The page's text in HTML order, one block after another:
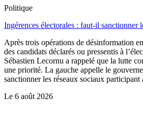
Politique
Ingérences électorales : faut-il sanctionner
Après trois opérations de désinformation
des candidats déclarés ou pressentis à
Sébastien Lecornu a rappelé que la lutte
une priorité. La gauche appelle le
sanctionner les réseaux sociaux
Le 6 août 2026